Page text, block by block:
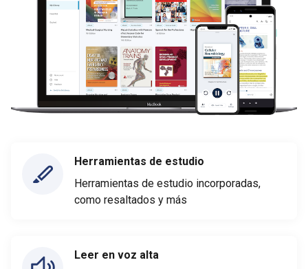
Herramientas de estudio
Herramientas de estudio incorporadas,
como resaltados y más
Leer en voz alta